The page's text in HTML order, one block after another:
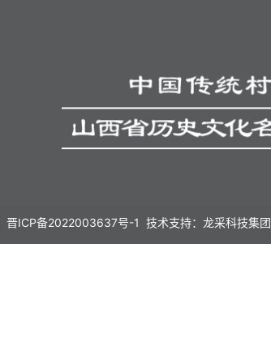
晋ICP备2022003637号-1 技术支持：龙采科技集团